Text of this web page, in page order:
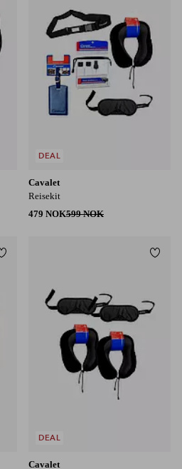
Cavalet
Reisekit
479 NOK599 NOK
DEAL
Legg til favoritter
Cavalet
DEAL